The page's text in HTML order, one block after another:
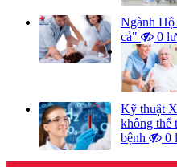
Ngành Hộ
cả"
0
Kỹ thuật
không thể
bệnh
0